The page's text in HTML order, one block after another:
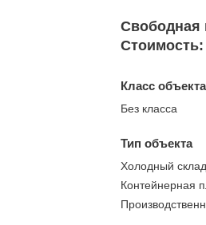
Свободная
Стоимость:
Класс объекта
Без класса
Тип объекта
Холодный
Контейнерная